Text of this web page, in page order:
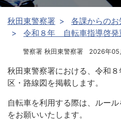
秋田東警察署
各課からの
令和８年 自転車指導啓発
警察署 秋田東警察署 2026年05
秋田東警察署における、令和
区・路線図を掲載します。
自転車を利用する際は、ルー
をお願いいたします。